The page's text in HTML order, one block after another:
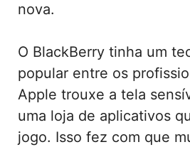
nova.
O BlackBerry tinha um
popular entre os
Apple trouxe a tela
uma loja de aplicativos
jogo. Isso fez com que